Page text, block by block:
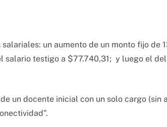
un aumento de un monto fijo de
testigo a $77.740,31; y luego el
un docente inicial con un solo cargo (sin